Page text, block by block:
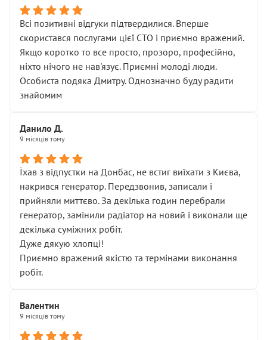
Всі позитивні відгуки підтвердилися. Вперше
скористався послугами цієї СТО і приємно вражений.
Якщо коротко то все просто, прозоро, професійно,
ніхто нічого не нав'язує. Приємні молоді люди.
Особиста подяка Дмитру. Однозначно буду радити
знайомим
Данило Д.
9 місяців тому
Їхав з відпустки на Донбас, не встиг виїхати з Києва,
накрився генератор. Передзвонив, записали і
прийняли миттєво. За декілька годин перебрали
генератор, замінили радіатор на новий і виконали ще
декілька суміжних робіт.
Дуже дякую хлопці!
Приємно вражений якістю та термінами виконання
робіт.
Валентин
9 місяців тому